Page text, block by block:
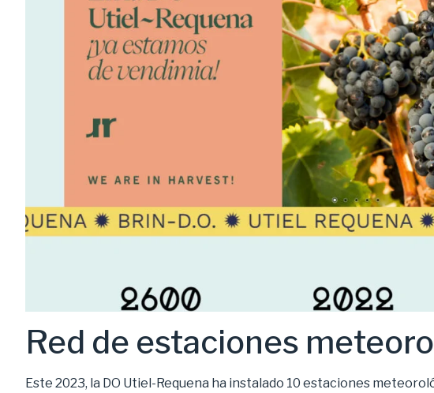
Red de estaciones
Este 2023, la DO Utiel-Requena ha instalado 10 estaciones